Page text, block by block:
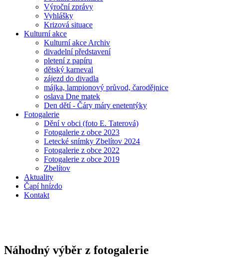
Výroční zprávy
Vyhlášky
Krizová situace
Kulturní akce
Kulturní akce Archiv
divadelní představení
pletení z papíru
dětský karneval
zájezd do divadla
májka, lampionový průvod, čarodějnice
oslava Dne matek
Den dětí - Čáry máry enetentýky
Fotogalerie
Dění v obci (foto E. Taterová)
Fotogalerie z obce 2023
Letecké snímky Zbelítov 2024
Fotogalerie z obce 2022
Fotogalerie z obce 2019
Zbelítov
Aktuality
Čapí hnízdo
Kontakt
Náhodný výběr z fotogalerie